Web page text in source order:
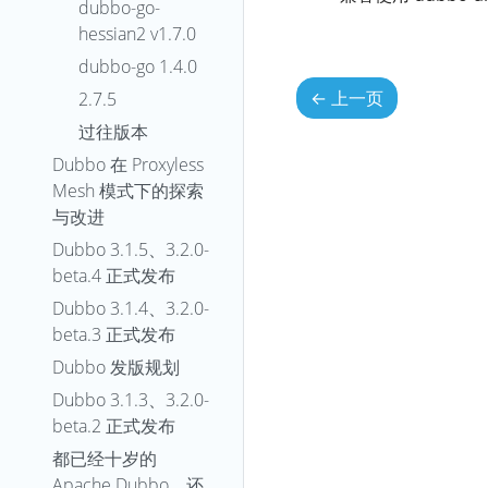
dubbo-go-
hessian2 v1.7.0
dubbo-go 1.4.0
2.7.5
过往版本
Dubbo 在 Proxyless
Mesh 模式下的探索
与改进
Dubbo 3.1.5、3.2.0-
beta.4 正式发布
Dubbo 3.1.4、3.2.0-
beta.3 正式发布
Dubbo 发版规划
Dubbo 3.1.3、3.2.0-
beta.2 正式发布
都已经十岁的
← 上一页